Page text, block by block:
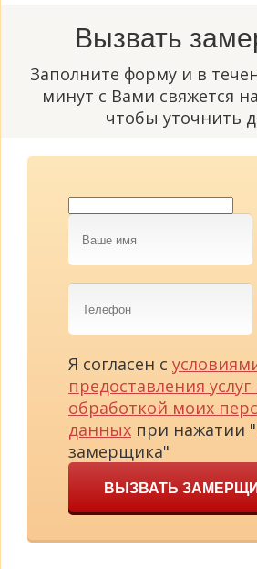
Вызвать
Заполните форму и в
минут с Вами свяжется
чтобы уточнить
Ваше
имя
Телефон
Я согласен с
предоставления услуг
обработкой моих
данных при нажатии
замерщика"
ВЫЗВАТЬ